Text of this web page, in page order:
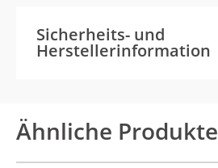
Sicherheits- und
Herstellerinformation
Ähnliche Produkte